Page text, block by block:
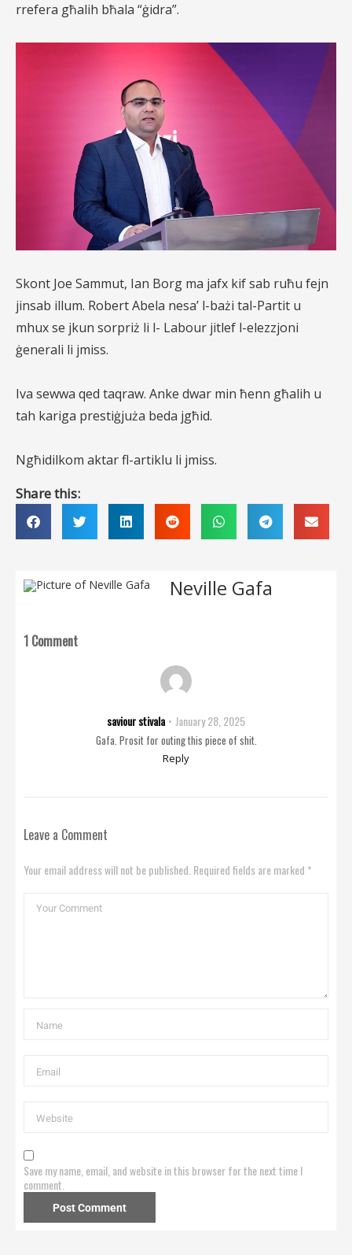
rrefera għalih bħala “ġidra”.
Skont Joe Sammut, Ian Borg ma jafx kif sab ruħu fejn
jinsab illum. Robert Abela nesa’ l-bażi tal-Partit u
mhux se jkun sorpriż li l- Labour jitlef l-elezzjoni
ġenerali li jmiss.
Iva sewwa qed taqraw. Anke dwar min ħenn għalih u
tah kariga prestiġjuża beda jgħid.
Ngħidilkom aktar fl-artiklu li jmiss.
Share this:
Neville Gafa
1 Comment
saviour stivala January 28, 2025
Gafa. Prosit for outing this piece of shit.
Reply
Leave a Comment
Your email address will not be published. Required fields are marked *
Save my name, email, and website in this browser for the next time I
comment.